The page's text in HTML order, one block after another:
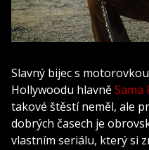
Slavný bijec s
Hollywoodu hlavněSama
takové štěstí neměl, ale
dobrých časech je
vlastním seriálu, který si